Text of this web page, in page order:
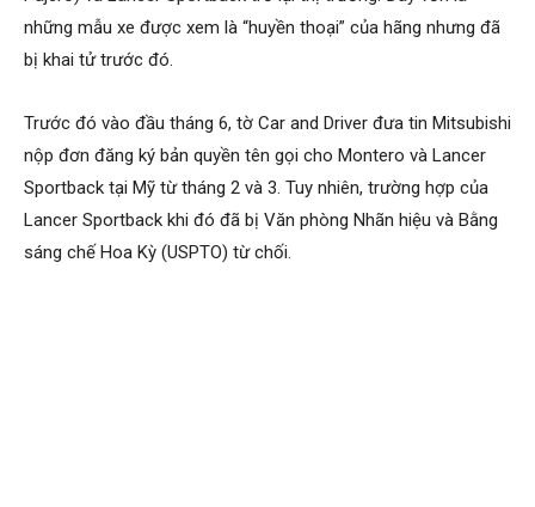
những mẫu xe được xem là “huyền thoại” của hãng nhưng đã
bị khai tử trước đó.
Trước đó vào đầu tháng 6, tờ Car and Driver đưa tin Mitsubishi
nộp đơn đăng ký bản quyền tên gọi cho Montero và Lancer
Sportback tại Mỹ từ tháng 2 và 3. Tuy nhiên, trường hợp của
Lancer Sportback khi đó đã bị Văn phòng Nhãn hiệu và Bằng
sáng chế Hoa Kỳ (USPTO) từ chối.